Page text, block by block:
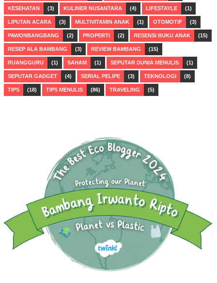
KESEHATAN (3) KULINER NUSANTARA (4) LIFESTAYLE (1)
LIPUTAN ACARA (3) MULTIVITAMIN ANAK (1) OTOMOTIF (3)
PAWONBANGBANG (2) PROPERTI (2) RESENSI BUKU ANAK (15)
RESEP ALA BAMBANG (3) REVIEW BAMBANG (15)
RUANGGURU (1) SAHAM (1) SEPUTAR DUNIA MENULIS (1)
SEPUTAR GADGET (4) SERIAL PELIPE (3) TEKNOLOGI (8)
TIPS (18) TIPS MENULIS (86) TRAVELING (5)